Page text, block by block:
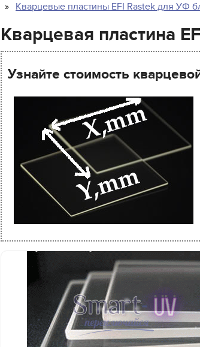
Кварцевые пластины EFI Rastek для УФ
Кварцевая пластина
Узнайте стоимость